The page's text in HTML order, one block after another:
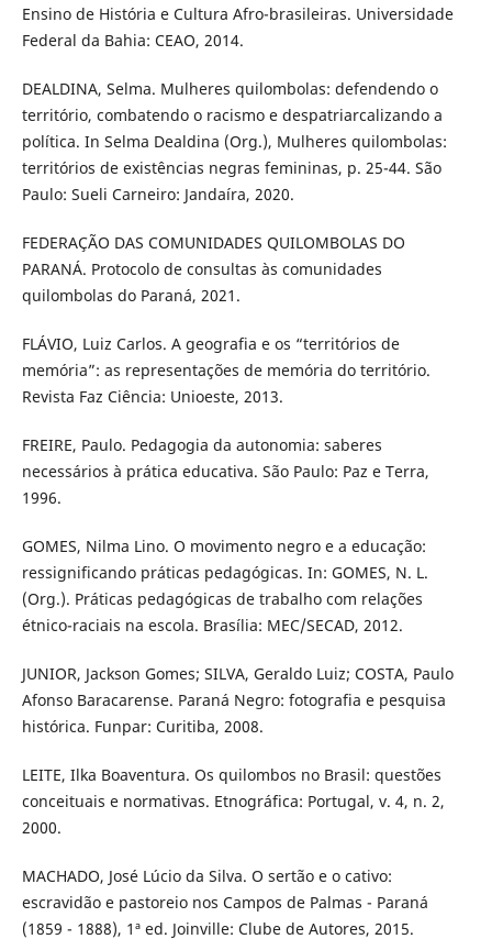
Ensino de História e Cultura Afro-brasileiras. Universidade
Federal da Bahia: CEAO, 2014.
DEALDINA, Selma. Mulheres quilombolas: defendendo o
território, combatendo o racismo e despatriarcalizando a
política. In Selma Dealdina (Org.), Mulheres quilombolas:
territórios de existências negras femininas, p. 25-44. São
Paulo: Sueli Carneiro: Jandaíra, 2020.
FEDERAÇÃO DAS COMUNIDADES QUILOMBOLAS DO
PARANÁ. Protocolo de consultas às comunidades
quilombolas do Paraná, 2021.
FLÁVIO, Luiz Carlos. A geografia e os “territórios de
memória”: as representações de memória do território.
Revista Faz Ciência: Unioeste, 2013.
FREIRE, Paulo. Pedagogia da autonomia: saberes
necessários à prática educativa. São Paulo: Paz e Terra,
1996.
GOMES, Nilma Lino. O movimento negro e a educação:
ressignificando práticas pedagógicas. In: GOMES, N. L.
(Org.). Práticas pedagógicas de trabalho com relações
étnico-raciais na escola. Brasília: MEC/SECAD, 2012.
JUNIOR, Jackson Gomes; SILVA, Geraldo Luiz; COSTA, Paulo
Afonso Baracarense. Paraná Negro: fotografia e pesquisa
histórica. Funpar: Curitiba, 2008.
LEITE, Ilka Boaventura. Os quilombos no Brasil: questões
conceituais e normativas. Etnográfica: Portugal, v. 4, n. 2,
2000.
MACHADO, José Lúcio da Silva. O sertão e o cativo:
escravidão e pastoreio nos Campos de Palmas - Paraná
(1859 - 1888), 1ª ed. Joinville: Clube de Autores, 2015.